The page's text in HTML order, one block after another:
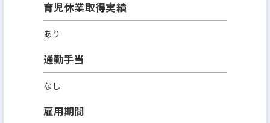
育児休業取得実績
あり
通勤手当
なし
雇用期間